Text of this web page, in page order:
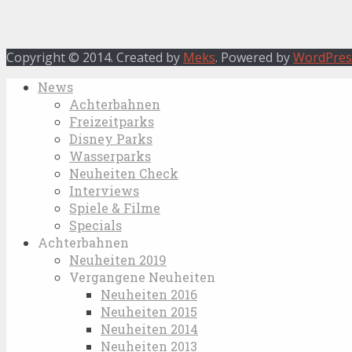
Copyright © 2014. Created by Meks. Powered by
News
Achterbahnen
Freizeitparks
Disney Parks
Wasserparks
Neuheiten Check
Interviews
Spiele & Filme
Specials
Achterbahnen
Neuheiten 2019
Vergangene Neuheiten
Neuheiten 2016
Neuheiten 2015
Neuheiten 2014
Neuheiten 2013